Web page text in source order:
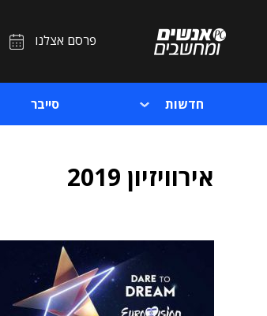
פרסם אצלנו
חדשות סייבר
אירוויזיון 2019